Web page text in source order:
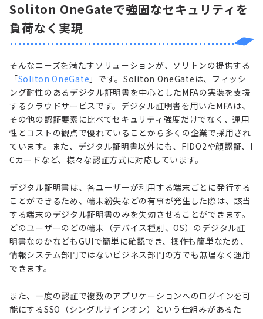
Soliton OneGateで強固なセキュリティを
負荷なく実現
そんなニーズを満たすソリューションが、ソリトンの提供する
「Soliton OneGate 」です。Soliton OneGateは、フィッシ
ング耐性のあるデジタル証明書を中心としたMFAの実装を支援
するクラウドサービスです。デジタル証明書を用いたMFAは、
その他の認証要素に比べてセキュリティ強度だけでなく、運用
性とコストの観点で優れていることから多くの企業で採用され
ています。また、デジタル証明書以外にも、FIDO2や顔認証、I
Cカードなど、様々な認証方式に対応しています。
デジタル証明書は、各ユーザーが利用する端末ごとに発行する
ことができるため、端末紛失などの有事が発生した際は、該当
する端末のデジタル証明書のみを失効させることができます。
どのユーザーのどの端末（デバイス種別、OS）のデジタル証
明書なのかなどもGUIで簡単に確認でき、操作も簡単なため、
情報システム部門ではないビジネス部門の方でも無理なく運用
できます。
また、一度の認証で複数のアプリケーションへのログインを可
能にするSSO（シングルサインオン）という仕組みがあるた